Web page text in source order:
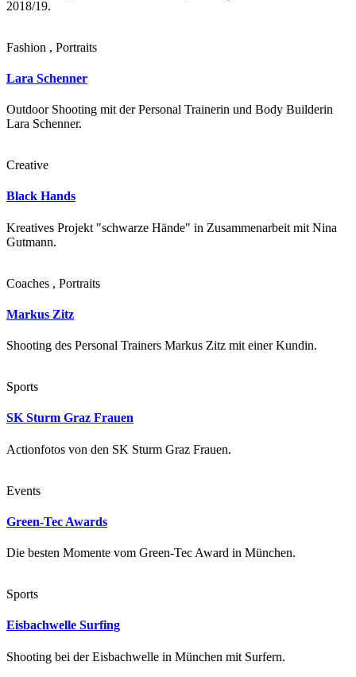
2018/19.
Fashion , Portraits
Lara Schenner
Outdoor Shooting mit der Personal Trainerin und Body Builderin
Lara Schenner.
Creative
Black Hands
Kreatives Projekt "schwarze Hände" in Zusammenarbeit mit Nina
Gutmann.
Coaches , Portraits
Markus Zitz
Shooting des Personal Trainers Markus Zitz mit einer Kundin.
Sports
SK Sturm Graz Frauen
Actionfotos von den SK Sturm Graz Frauen.
Events
Green-Tec Awards
Die besten Momente vom Green-Tec Award in München.
Sports
Eisbachwelle Surfing
Shooting bei der Eisbachwelle in München mit Surfern.